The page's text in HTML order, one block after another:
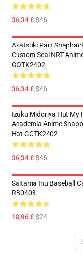
36,34 £$46
Akatsuki Pain
Custom Seal NRT
GOTK2402
36,34 £$46
Izuku Midoriya Hut My
Academia Anime
Hat GOTK2402
36,34 £$46
Saitama Inu Baseball
RB0403
18,96 £$24